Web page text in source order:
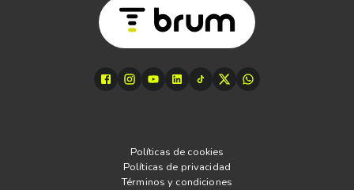
Políticas de cookies
Políticas de privacidad
Términos y condiciones